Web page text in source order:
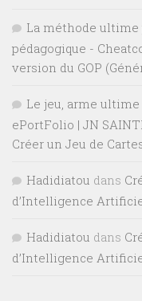
La méthode
pédagogique -
version du GOP
Le jeu, arme
ePortFolio | JN
Créer un Jeu de
Hadidiatou dans
d’Intelligence
Hadidiatou dans
d’Intelligence